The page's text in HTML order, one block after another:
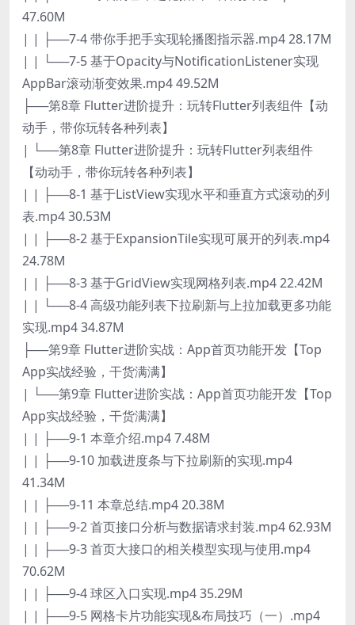
47.60M
| | ├──7-4 带你手把手实现轮播图指示器.mp4 28.17M
| | └──7-5 基于Opacity与NotificationListener实现
AppBar滚动渐变效果.mp4 49.52M
├──第8章 Flutter进阶提升：玩转Flutter列表组件【动
动手，带你玩转各种列表】
| └──第8章 Flutter进阶提升：玩转Flutter列表组件
【动动手，带你玩转各种列表】
| | ├──8-1 基于ListView实现水平和垂直方式滚动的列
表.mp4 30.53M
| | ├──8-2 基于ExpansionTile实现可展开的列表.mp4
24.78M
| | ├──8-3 基于GridView实现网格列表.mp4 22.42M
| | └──8-4 高级功能列表下拉刷新与上拉加载更多功能
实现.mp4 34.87M
├──第9章 Flutter进阶实战：App首页功能开发【Top
App实战经验，干货满满】
| └──第9章 Flutter进阶实战：App首页功能开发【Top
App实战经验，干货满满】
| | ├──9-1 本章介绍.mp4 7.48M
| | ├──9-10 加载进度条与下拉刷新的实现.mp4
41.34M
| | ├──9-11 本章总结.mp4 20.38M
| | ├──9-2 首页接口分析与数据请求封装.mp4 62.93M
| | ├──9-3 首页大接口的相关模型实现与使用.mp4
70.62M
| | ├──9-4 球区入口实现.mp4 35.29M
| | ├──9-5 网格卡片功能实现&布局技巧（一）.mp4